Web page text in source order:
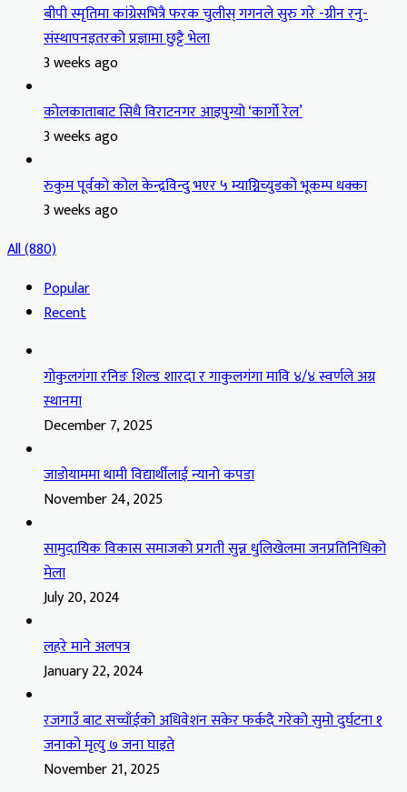
बीपी स्मृतिमा कांग्रेसभित्रै फरक चुलीस् गगनले सुरु गरे -ग्रीन रनु-
संस्थापनइतरको प्रज्ञामा छुट्टै भेला
3 weeks ago
कोलकाताबाट सिधै विराटनगर आइपुग्यो ‘कार्गो रेल’
3 weeks ago
रुकुम पूर्वको कोल केन्द्रविन्दु भएर ५ म्याग्निच्युडको भूकम्प धक्का
3 weeks ago
All (880)
Popular
Recent
गोकुलगंगा रनिङ शिल्ड शारदा र गाकुलगंगा मावि ४/४ स्वर्णले अग्र
स्थानमा
December 7, 2025
जाडोयाममा थामी विद्यार्थीलाई न्यानो कपडा
November 24, 2025
सामुदायिक विकास समाजको प्रगती सुन्न धुलिखेलमा जनप्रतिनिधिको
मेला
July 20, 2024
लहरे माने अलपत्र
January 22, 2024
रजगाउँ बाट सच्चाँईको अधिवेशन सकेर फर्कदै गरेको सुमो दुर्घटना १
जनाको मृत्यु ७ जना घाइते
November 21, 2025